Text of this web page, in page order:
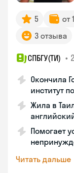
5 от
3 отзыва
СПБГУ(ТИ) •
Окончила
институт
Жила в
Помогает
Читать дальше